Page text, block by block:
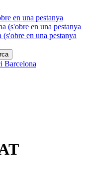
en una pestanya
(s'obre en una pestanya
en una pestanya